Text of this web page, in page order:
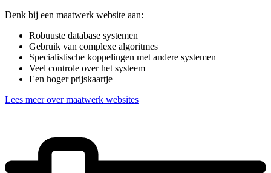
Denk bij een maatwerk website aan:
Robuuste database systemen
Gebruik van complexe algoritmes
Specialistische koppelingen met andere systemen
Veel controle over het systeem
Een hoger prijskaartje
Lees meer over maatwerk websites